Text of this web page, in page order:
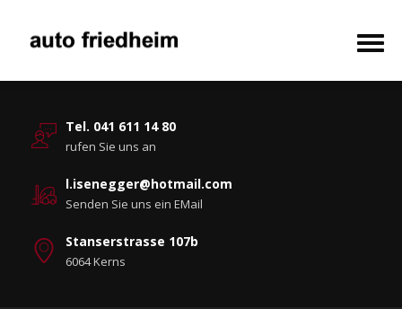
Tel. 041 611 14 80
rufen Sie uns an
l.isenegger@hotmail.com
Senden Sie uns ein EMail
Stanserstrasse 107b
6064 Kerns